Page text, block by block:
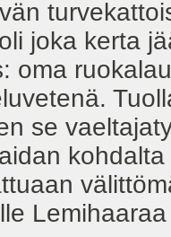
joka kerta
oma
se